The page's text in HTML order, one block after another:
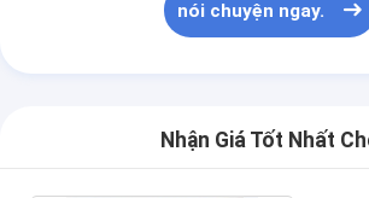
nói chuyện ngay.
Nhận Giá Tốt Nhất